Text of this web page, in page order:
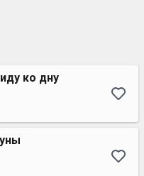
ко дну